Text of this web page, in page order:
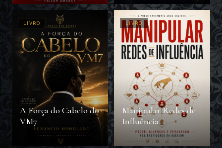
LIVRO
A Força do Cabelo do
VM7
LIVRO
Manipular Redes de
Influência